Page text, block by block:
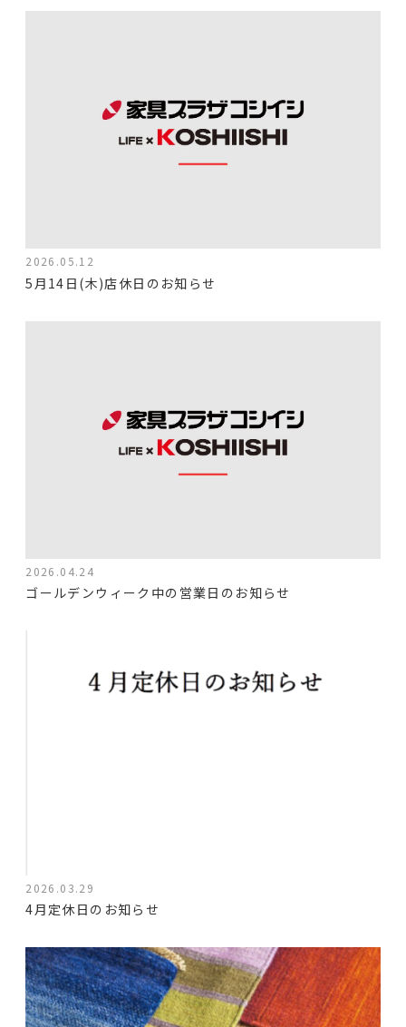
2026.05.12
5月14日(木)店休日のお知らせ
2026.04.24
ゴールデンウィーク中の営業日のお知らせ
2026.03.29
4月定休日のお知らせ